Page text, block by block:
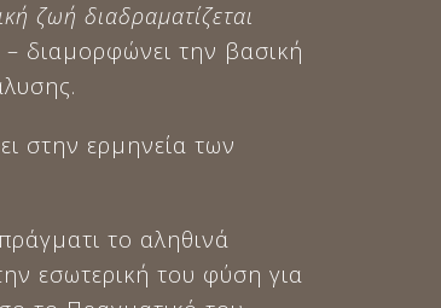
ζωή διαδραματίζεται
– διαμορφώνει την βασική
στην ερμηνεία των
το αληθινά
εσωτερική του φύση για